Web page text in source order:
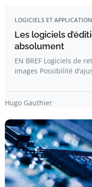
LOGICIELS ET
Les logiciels
absolument
EN BREF Logiciels de
images Possibilité
Hugo Gauthier